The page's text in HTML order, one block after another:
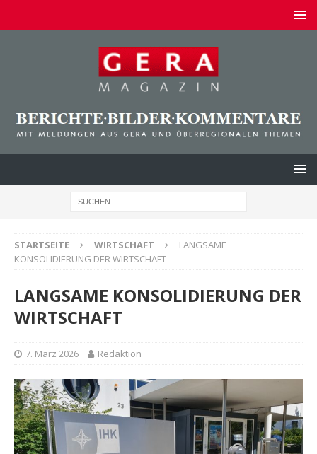
STARTSEITE WIRTSCHAFT
LANGSAME
KONSOLIDIERUNG DER WIRTSCHAFT
LANGSAME KONSOLIDIERUNG DER
WIRTSCHAFT
7. März 2026 Redaktion